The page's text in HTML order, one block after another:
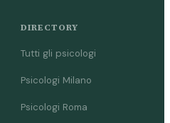
DIRECTORY
Tutti gli psicologi
Psicologi Milano
Psicologi Roma